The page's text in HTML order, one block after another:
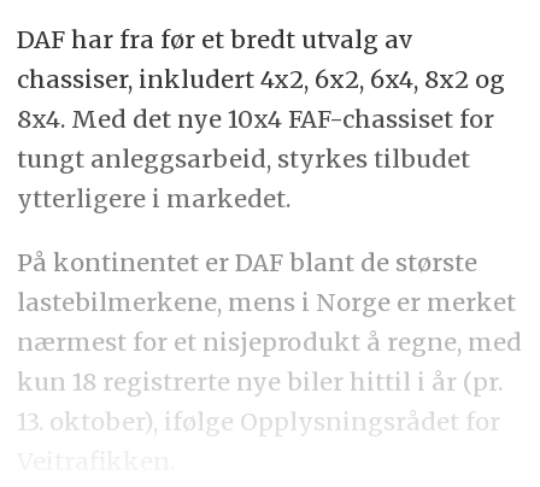
DAF har fra før et bredt utvalg av
chassiser, inkludert 4x2, 6x2, 6x4, 8x2 og
8x4. Med det nye 10x4 FAF-chassiset for
tungt anleggsarbeid, styrkes tilbudet
ytterligere i markedet.
På kontinentet er DAF blant de største
lastebilmerkene, mens i Norge er merket
nærmest for et nisjeprodukt å regne, med
kun 18 registrerte nye biler hittil i år (pr.
13. oktober), ifølge Opplysningsrådet for